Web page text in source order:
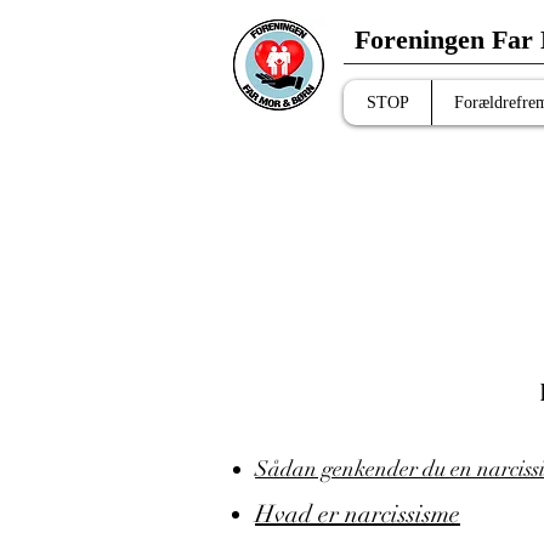
Foreningen
STOP
Sådan genkender du en
Hvad er narcissisme